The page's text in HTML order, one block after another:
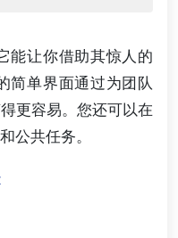
能让你借助其惊人的
简单界面通过为团队
更容易。您还可以在
公共任务。